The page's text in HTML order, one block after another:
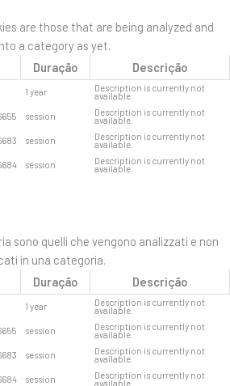
are those that are being analyzed and
a category as yet.
Duração Descrição
1 year Description is currently not
available.
session Description is currently not
available.
session Description is currently not
available.
session Description is currently not
available.
sono quelli che vengono analizzati e non
in una categoria.
Duração Descrição
1 year Description is currently not
available.
session Description is currently not
available.
session Description is currently not
available.
session Description is currently not
available.